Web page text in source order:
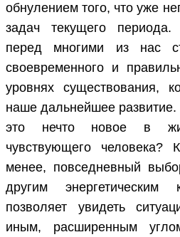
обнулением того, что уже
задач текущего
перед многими из нас
своевременного и
уровнях существования,
наше дальнейшее развитие.
это нечто новое в
чувствующего человека?
менее, повседневный
другим энергетическим
позволяет увидеть
иным, расширенным